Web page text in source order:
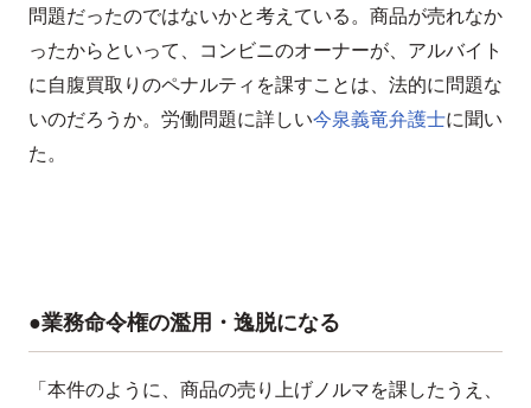
問題だったのではないかと考えている。商品が売れなか
ったからといって、コンビニのオーナーが、アルバイト
に自腹買取りのペナルティを課すことは、法的に問題な
いのだろうか。労働問題に詳しい今泉義竜弁護士に聞い
た。
●業務命令権の濫用・逸脱になる
「本件のように、商品の売り上げノルマを課したうえ、